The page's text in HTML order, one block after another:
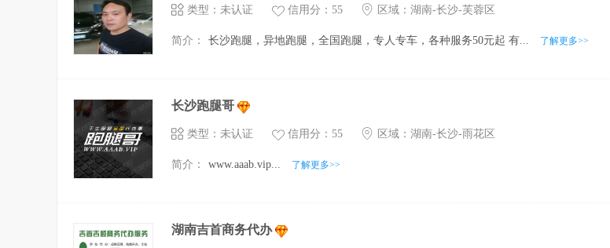
类型：未认证 信用分：55 区域： 湖南-长沙-芙蓉区
简介： 长沙跑腿，异地跑腿，全国跑腿，专人专车，各种服务50元起 有... 了解更多>>
长沙跑腿哥
类型：未认证 信用分：55 区域： 湖南-长沙-雨花区
简介： www.aaab.vip... 了解更多>>
湖南吉首商务代办